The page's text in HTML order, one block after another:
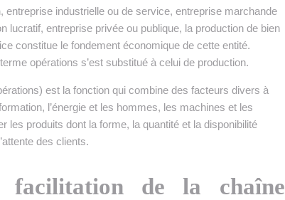
entreprise industrielle ou de service, entreprise marchande
lucratif, entreprise privée ou publique, la production de bien
constitue le fondement économique de cette entité.
terme opérations s’est substitué à celui de production.
est la fonction qui combine des facteurs divers à
l’énergie et les hommes, les machines et les
les produits dont la forme, la quantité et la disponibilité
des clients.
facilitation de la chaîne